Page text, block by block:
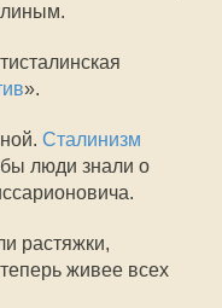
».
Сталинизм
люди знали о
растяжки,
живее всех